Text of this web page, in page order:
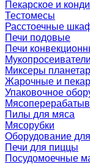
Пекарское и
Тестомесы
Расстоечные
Печи подовые
Печи
Мукопросеиватели
Миксеры
Жарочные и
Упаковочное
Пилы для мяса
Мясорубки
Оборудование
Печи для пиццы
Посудомоечные